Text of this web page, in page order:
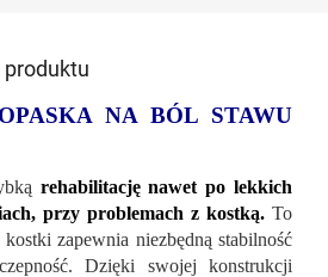
produktu
NA BÓL STAWU
rehabilitację nawet po lekkich
przy problemach z kostką. To
zapewnia niezbędną stabilność
Dzięki swojej konstrukcji